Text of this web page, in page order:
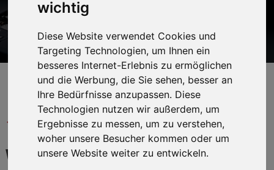
wichtig
Diese Website verwendet Cookies und
Targeting Technologien, um Ihnen ein
besseres Internet-Erlebnis zu ermöglichen
und die Werbung, die Sie sehen, besser an
Ihre Bedürfnisse anzupassen. Diese
Technologien nutzen wir außerdem, um
Ergebnisse zu messen, um zu verstehen,
woher unsere Besucher kommen oder um
unsere Website weiter zu entwickeln.
← Zurück zum Hersteller
WIR REPARIEREN IHRE